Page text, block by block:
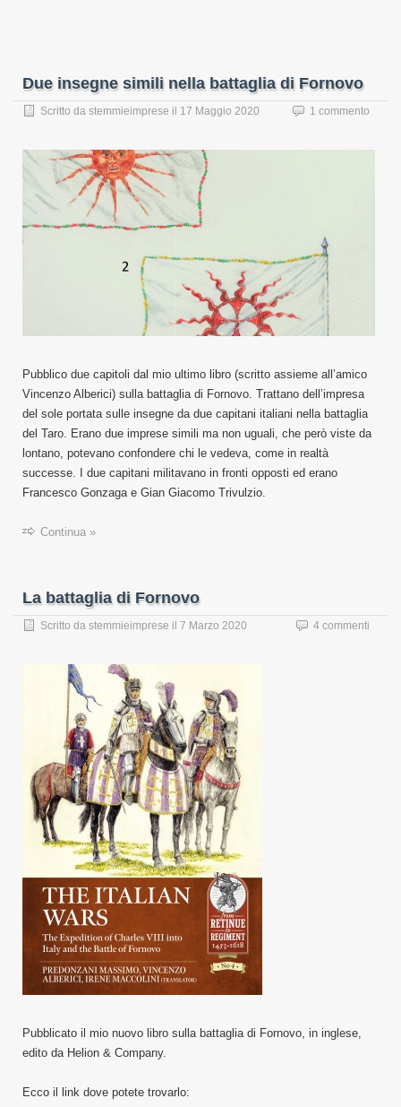
Due insegne simili nella battaglia di Fornovo
Scritto da stemmieimprese il 17 Maggio 2020 1 commento
Pubblico due capitoli dal mio ultimo libro (scritto assieme all’amico
Vincenzo Alberici) sulla battaglia di Fornovo. Trattano dell’impresa
del sole portata sulle insegne da due capitani italiani nella battaglia
del Taro. Erano due imprese simili ma non uguali, che però viste da
lontano, potevano confondere chi le vedeva, come in realtà
successe. I due capitani militavano in fronti opposti ed erano
Francesco Gonzaga e Gian Giacomo Trivulzio.
Continua »
La battaglia di Fornovo
Scritto da stemmieimprese il 7 Marzo 2020 4 commenti
Pubblicato il mio nuovo libro sulla battaglia di Fornovo, in inglese,
edito da Helion & Company.
Ecco il link dove potete trovarlo: